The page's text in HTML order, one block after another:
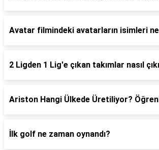
Avatar filmindeki avatarların isimleri
2 Ligden 1 Lig'e çıkan takımlar nasıl
Ariston Hangi Ülkede Üretiliyor?
İlk golf ne zaman oynandı?